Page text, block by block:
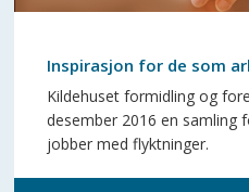
Inspirasjon for de som
Kildehuset formidling og
desember 2016 en samling
jobber med flyktninger.